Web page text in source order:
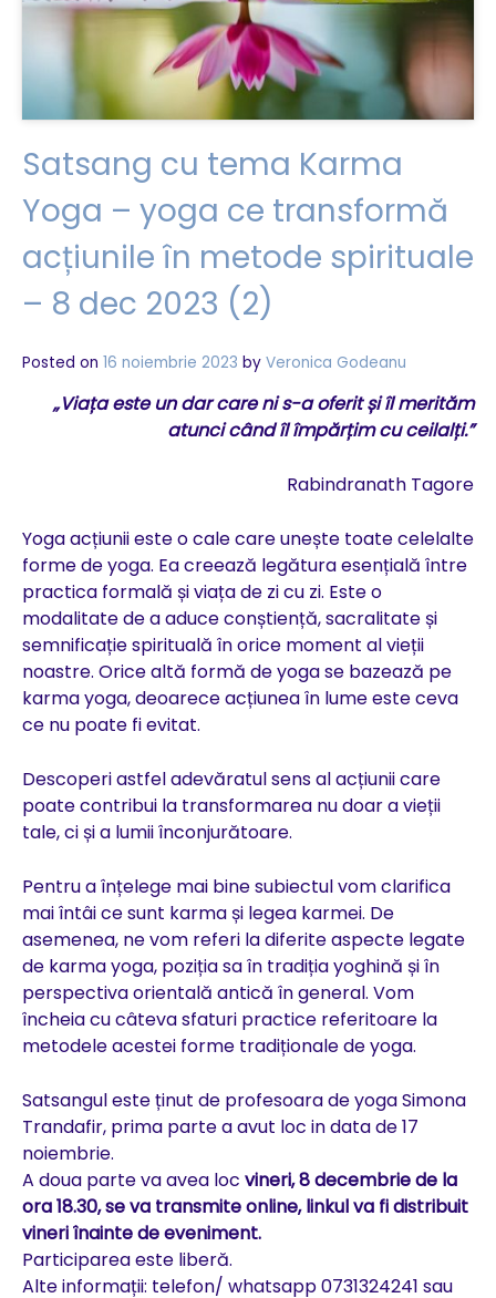
Satsang cu tema Karma
Yoga – yoga ce transformă
acțiunile în metode spirituale
– 8 dec 2023 (2)
Posted on 16 noiembrie 2023 by Veronica Godeanu
„Viața este un dar care ni s-a oferit și îl merităm
atunci când îl împărțim cu ceilalți.”
Rabindranath Tagore
Yoga acțiunii este o cale care unește toate celelalte
forme de yoga. Ea creează legătura esențială între
practica formală și viața de zi cu zi. Este o
modalitate de a aduce conștiență, sacralitate și
semnificație spirituală în orice moment al vieții
noastre. Orice altă formă de yoga se bazează pe
karma yoga, deoarece acțiunea în lume este ceva
ce nu poate fi evitat.
Descoperi astfel adevăratul sens al acțiunii care
poate contribui la transformarea nu doar a vieții
tale, ci și a lumii înconjurătoare.
Pentru a înțelege mai bine subiectul vom clarifica
mai întâi ce sunt karma și legea karmei. De
asemenea, ne vom referi la diferite aspecte legate
de karma yoga, poziția sa în tradiția yoghină și în
perspectiva orientală antică în general. Vom
încheia cu câteva sfaturi practice referitoare la
metodele acestei forme tradiționale de yoga.
Satsangul este ținut de profesoara de yoga Simona
Trandafir, prima parte a avut loc in data de 17
noiembrie.
A doua parte va avea loc vineri, 8 decembrie de la
ora 18.30, se va transmite online, linkul va fi distribuit
vineri înainte de eveniment.
Participarea este liberă.
Alte informații: telefon/ whatsapp 0731324241 sau